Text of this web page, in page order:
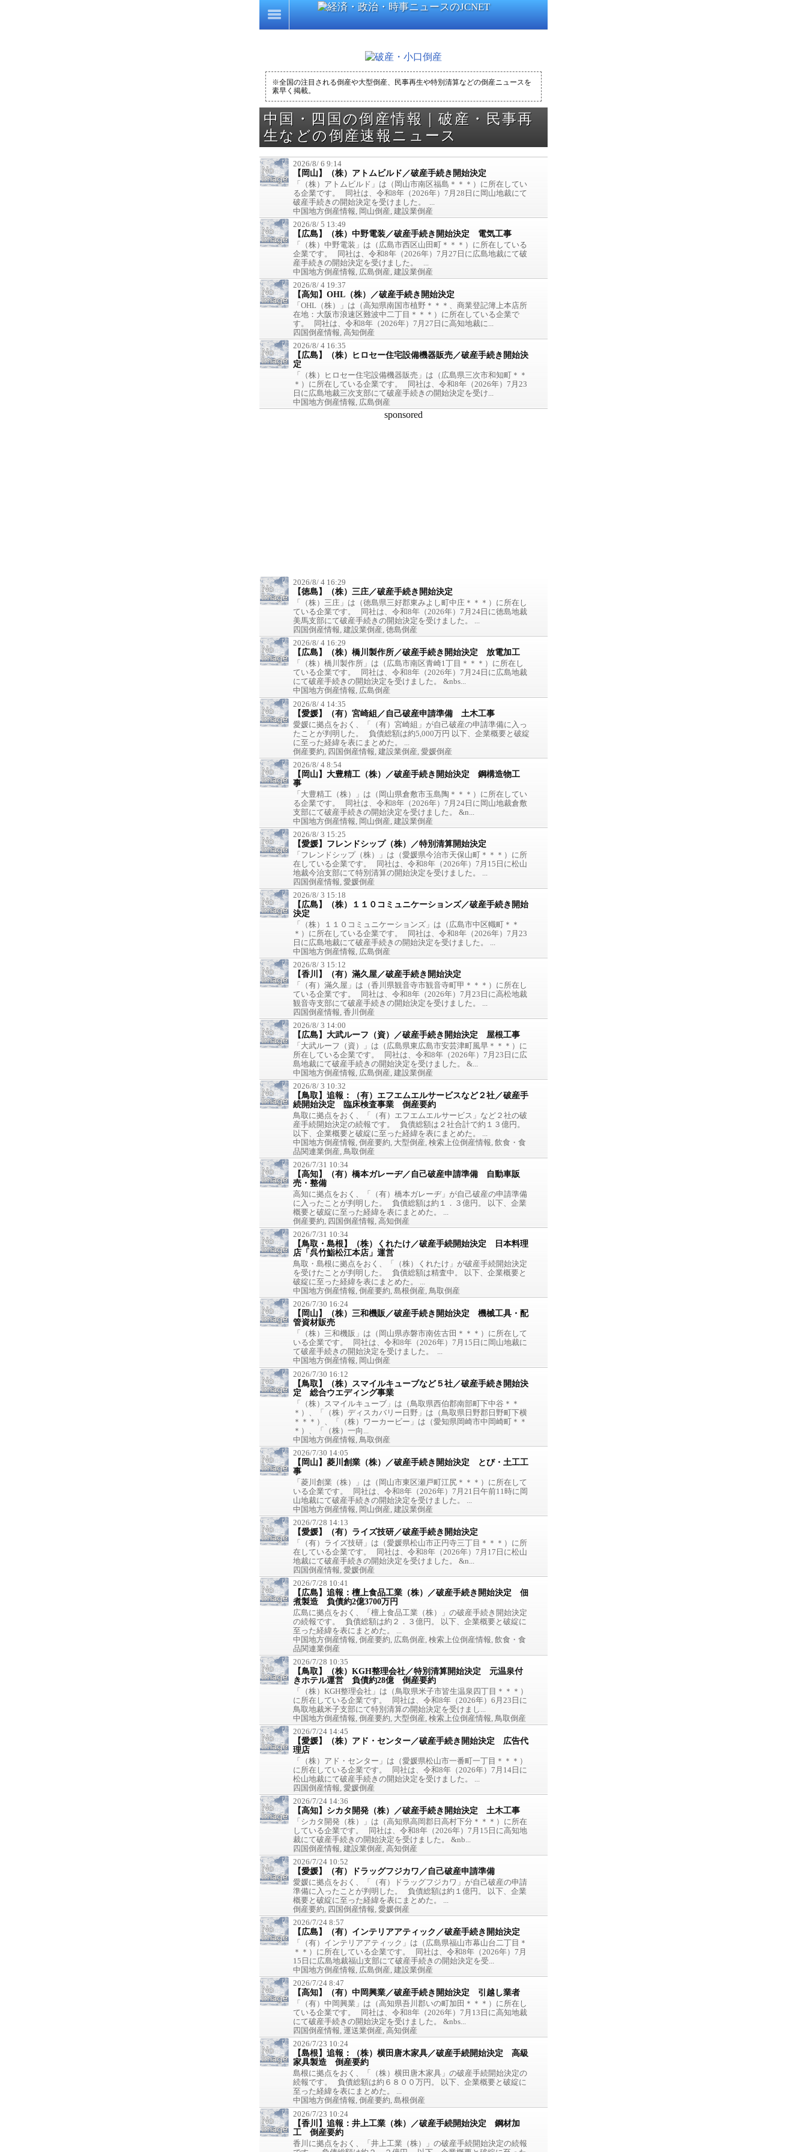
※全国の注目される倒産や大型倒産、民事再生や特別清算などの倒産ニュースを
素早く掲載。
中国・四国の倒産情報｜破産・民事再
生などの倒産速報ニュース
2026/8/ 6 9:14
【岡山】（株）アトムビルド／破産手続き開始決定
「（株）アトムビルド」は（岡山市南区福島＊＊＊）に所在してい
る企業です。 同社は、令和8年（2026年）7月28日に岡山地裁にて
破産手続きの開始決定を受けました。 ...
中国地方倒産情報, 岡山倒産, 建設業倒産
2026/8/ 5 13:49
【広島】（株）中野電装／破産手続き開始決定 電気工事
「（株）中野電装」は（広島市西区山田町＊＊＊）に所在している
企業です。 同社は、令和8年（2026年）7月27日に広島地裁にて破
産手続きの開始決定を受けました。 ...
中国地方倒産情報, 広島倒産, 建設業倒産
2026/8/ 4 19:37
【高知】OHL（株）／破産手続き開始決定
「OHL（株）」は（高知県南国市植野＊＊＊、商業登記簿上本店所
在地：大阪市浪速区難波中二丁目＊＊＊）に所在している企業で
す。 同社は、令和8年（2026年）7月27日に高知地裁に...
四国倒産情報, 高知倒産
2026/8/ 4 16:35
【広島】（株）ヒロセー住宅設備機器販売／破産手続き開始決
定
「（株）ヒロセー住宅設備機器販売」は（広島県三次市和知町＊＊
＊）に所在している企業です。 同社は、令和8年（2026年）7月23
日に広島地裁三次支部にて破産手続きの開始決定を受け...
中国地方倒産情報, 広島倒産
sponsored
2026/8/ 4 16:29
【徳島】（株）三庄／破産手続き開始決定
「（株）三庄」は（徳島県三好郡東みよし町中庄＊＊＊）に所在し
ている企業です。 同社は、令和8年（2026年）7月24日に徳島地裁
美馬支部にて破産手続きの開始決定を受けました。 ...
四国倒産情報, 建設業倒産, 徳島倒産
2026/8/ 4 16:29
【広島】（株）橋川製作所／破産手続き開始決定 放電加工
「（株）橋川製作所」は（広島市南区青崎1丁目＊＊＊）に所在し
ている企業です。 同社は、令和8年（2026年）7月24日に広島地裁
にて破産手続きの開始決定を受けました。 &nbs...
中国地方倒産情報, 広島倒産
2026/8/ 4 14:35
【愛媛】（有）宮崎組／自己破産申請準備 土木工事
愛媛に拠点をおく、「（有）宮崎組」が自己破産の申請準備に入っ
たことが判明した。 負債総額は約5,000万円 以下、企業概要と破綻
に至った経緯を表にまとめた。 ...
倒産要約, 四国倒産情報, 建設業倒産, 愛媛倒産
2026/8/ 4 8:54
【岡山】大豊精工（株）／破産手続き開始決定 鋼構造物工
事
「大豊精工（株）」は（岡山県倉敷市玉島陶＊＊＊）に所在してい
る企業です。 同社は、令和8年（2026年）7月24日に岡山地裁倉敷
支部にて破産手続きの開始決定を受けました。 &n...
中国地方倒産情報, 岡山倒産, 建設業倒産
2026/8/ 3 15:25
【愛媛】フレンドシップ（株）／特別清算開始決定
「フレンドシップ（株）」は（愛媛県今治市天保山町＊＊＊）に所
在している企業です。 同社は、令和8年（2026年）7月15日に松山
地裁今治支部にて特別清算の開始決定を受けました。 ...
四国倒産情報, 愛媛倒産
2026/8/ 3 15:18
【広島】（株）１１０コミュニケーションズ／破産手続き開始
決定
「（株）１１０コミュニケーションズ」は（広島市中区幟町＊＊
＊）に所在している企業です。 同社は、令和8年（2026年）7月23
日に広島地裁にて破産手続きの開始決定を受けました。 ...
中国地方倒産情報, 広島倒産
2026/8/ 3 15:12
【香川】（有）滿久屋／破産手続き開始決定
「（有）滿久屋」は（香川県観音寺市観音寺町甲＊＊＊）に所在し
ている企業です。 同社は、令和8年（2026年）7月23日に高松地裁
観音寺支部にて破産手続きの開始決定を受けました。 ...
四国倒産情報, 香川倒産
2026/8/ 3 14:00
【広島】大武ルーフ（資）／破産手続き開始決定 屋根工事
「大武ルーフ（資）」は（広島県東広島市安芸津町風早＊＊＊）に
所在している企業です。 同社は、令和8年（2026年）7月23日に広
島地裁にて破産手続きの開始決定を受けました。 &...
中国地方倒産情報, 広島倒産, 建設業倒産
2026/8/ 3 10:32
【鳥取】追報：（有）エフエムエルサービスなど２社／破産手
続開始決定 臨床検査事業 倒産要約
鳥取に拠点をおく、「（有）エフエムエルサービス」など２社の破
産手続開始決定の続報です。 負債総額は２社合計で約１３億円。
以下、企業概要と破綻に至った経緯を表にまとめた。 ...
中国地方倒産情報, 倒産要約, 大型倒産, 検索上位倒産情報, 飲食・食
品関連業倒産, 鳥取倒産
2026/7/31 10:34
【高知】（有）橋本ガレーヂ／自己破産申請準備 自動車販
売・整備
高知に拠点をおく、「（有）橋本ガレーヂ」が自己破産の申請準備
に入ったことが判明した。 負債総額は約１．３億円。 以下、企業
概要と破綻に至った経緯を表にまとめた。 ...
倒産要約, 四国倒産情報, 高知倒産
2026/7/31 10:34
【鳥取・島根】（株）くれたけ／破産手続開始決定 日本料理
店「呉竹鮨松江本店」運営
鳥取・島根に拠点をおく、「（株）くれたけ」が破産手続開始決定
を受けたことが判明した。 負債総額は精査中。 以下、企業概要と
破綻に至った経緯を表にまとめた。 ...
中国地方倒産情報, 倒産要約, 島根倒産, 鳥取倒産
2026/7/30 16:24
【岡山】（株）三和機販／破産手続き開始決定 機械工具・配
管資材販売
「（株）三和機販」は（岡山県赤磐市南佐古田＊＊＊）に所在して
いる企業です。 同社は、令和8年（2026年）7月15日に岡山地裁に
て破産手続きの開始決定を受けました。 ...
中国地方倒産情報, 岡山倒産
2026/7/30 16:12
【鳥取】（株）スマイルキューブなど５社／破産手続き開始決
定 総合ウエディング事業
「（株）スマイルキューブ」は（鳥取県西伯郡南部町下中谷＊＊
＊）、「（株）ディスカバリー日野」は（鳥取県日野郡日野町下横
＊＊＊）、「（株）ワーカービー」は（愛知県岡崎市中岡崎町＊＊
＊）、「（株）一向...
中国地方倒産情報, 鳥取倒産
2026/7/30 14:05
【岡山】菱川創業（株）／破産手続き開始決定 とび・土工工
事
「菱川創業（株）」は（岡山市東区瀬戸町江尻＊＊＊）に所在して
いる企業です。 同社は、令和8年（2026年）7月21日午前11時に岡
山地裁にて破産手続きの開始決定を受けました。 ...
中国地方倒産情報, 岡山倒産, 建設業倒産
2026/7/28 14:13
【愛媛】（有）ライズ技研／破産手続き開始決定
「（有）ライズ技研」は（愛媛県松山市正円寺三丁目＊＊＊）に所
在している企業です。 同社は、令和8年（2026年）7月17日に松山
地裁にて破産手続きの開始決定を受けました。 &n...
四国倒産情報, 愛媛倒産
2026/7/28 10:41
【広島】追報：檀上食品工業（株）／破産手続き開始決定 佃
煮製造 負債約2億3700万円
広島に拠点をおく、「檀上食品工業（株）」の破産手続き開始決定
の続報です。 負債総額は約２．３億円。 以下、企業概要と破綻に
至った経緯を表にまとめた。 ...
中国地方倒産情報, 倒産要約, 広島倒産, 検索上位倒産情報, 飲食・食
品関連業倒産
2026/7/28 10:35
【鳥取】（株）KGH整理会社／特別清算開始決定 元温泉付
きホテル運営 負債約28億 倒産要約
「（株）KGH整理会社」は（鳥取県米子市皆生温泉四丁目＊＊＊）
に所在している企業です。 同社は、令和8年（2026年）6月23日に
鳥取地裁米子支部にて特別清算の開始決定を受けまし...
中国地方倒産情報, 倒産要約, 大型倒産, 検索上位倒産情報, 鳥取倒産
2026/7/24 14:45
【愛媛】（株）アド・センター／破産手続き開始決定 広告代
理店
「（株）アド・センター」は（愛媛県松山市一番町一丁目＊＊＊）
に所在している企業です。 同社は、令和8年（2026年）7月14日に
松山地裁にて破産手続きの開始決定を受けました。 ...
四国倒産情報, 愛媛倒産
2026/7/24 14:36
【高知】シカタ開発（株）／破産手続き開始決定 土木工事
「シカタ開発（株）」は（高知県高岡郡日高村下分＊＊＊）に所在
している企業です。 同社は、令和8年（2026年）7月15日に高知地
裁にて破産手続きの開始決定を受けました。 &nb...
四国倒産情報, 建設業倒産, 高知倒産
2026/7/24 10:52
【愛媛】（有）ドラッグフジカワ／自己破産申請準備
愛媛に拠点をおく、「（有）ドラッグフジカワ」が自己破産の申請
準備に入ったことが判明した。 負債総額は約１億円。 以下、企業
概要と破綻に至った経緯を表にまとめた。 ...
倒産要約, 四国倒産情報, 愛媛倒産
2026/7/24 8:57
【広島】（有）インテリアアティック／破産手続き開始決定
「（有）インテリアアティック」は（広島県福山市幕山台二丁目＊
＊＊）に所在している企業です。 同社は、令和8年（2026年）7月
15日に広島地裁福山支部にて破産手続きの開始決定を受...
中国地方倒産情報, 広島倒産, 建設業倒産
2026/7/24 8:47
【高知】（有）中岡興業／破産手続き開始決定 引越し業者
「（有）中岡興業」は（高知県吾川郡いの町加田＊＊＊）に所在し
ている企業です。 同社は、令和8年（2026年）7月13日に高知地裁
にて破産手続きの開始決定を受けました。 &nbs...
四国倒産情報, 運送業倒産, 高知倒産
2026/7/23 10:24
【島根】追報：（株）横田唐木家具／破産手続開始決定 高級
家具製造 倒産要約
島根に拠点をおく、「（株）横田唐木家具」の破産手続開始決定の
続報です。 負債総額は約６８００万円。 以下、企業概要と破綻に
至った経緯を表にまとめた。 ...
中国地方倒産情報, 倒産要約, 島根倒産
2026/7/23 10:24
【香川】追報：井上工業（株）／破産手続開始決定 鋼材加
工 倒産要約
香川に拠点をおく、「井上工業（株）」の破産手続開始決定の続報